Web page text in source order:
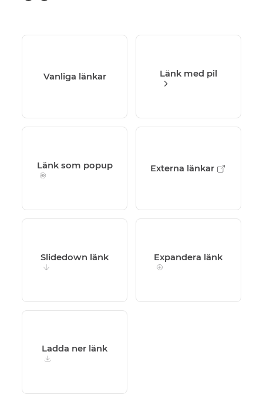
Vanliga länkar Länk med pil
Länk som popup Externa länkar
Slidedown länk Expandera länk
Ladda ner länk